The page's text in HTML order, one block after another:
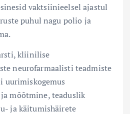
vaktsiinieelsel ajastul
puhul nagu polio ja
kliinilise
neurofarmaalisti teadmiste
uurimiskogemus
mõõtmine, teaduslik
ja käitumishäirete